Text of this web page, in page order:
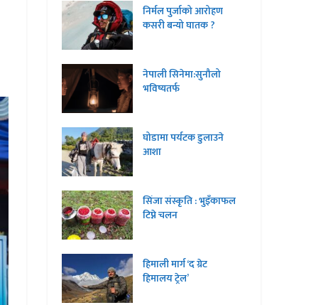
निर्मल पुर्जाको आरोहण
कसरी बन्यो घातक ?
नेपाली सिनेमा:सुनौलो
भविष्यतर्फ
घोडामा पर्यटक डुलाउने
आशा
सिंजा संस्कृति : भुइँकाफल
टिप्ने चलन
हिमाली मार्ग ‘द ग्रेट
हिमालय ट्रेल’